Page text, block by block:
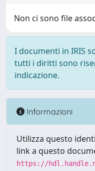
Non ci sono file
I documenti in IRIS
tutti i diritti sono
indicazione.
Informazioni
Utilizza questo
link a questo
https://